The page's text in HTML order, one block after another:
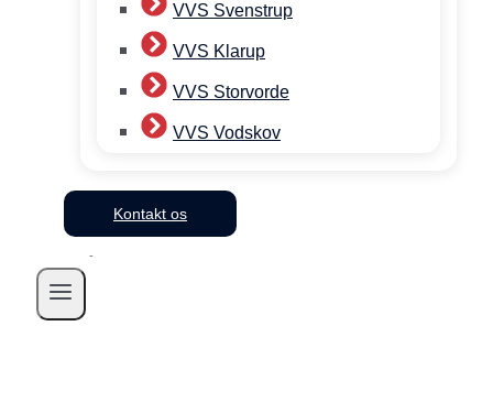
VVS Svenstrup
VVS Klarup
VVS Storvorde
VVS Vodskov
Kontakt os